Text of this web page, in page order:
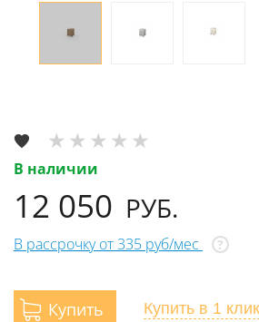
В наличии
12 050 РУБ.
В рассрочку от 335 руб/мес ?
Купить Купить в 1 клик